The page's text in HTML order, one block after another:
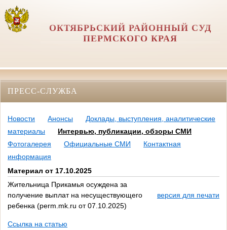
ОКТЯБРЬСКИЙ РАЙОННЫЙ СУД
ПЕРМСКОГО КРАЯ
ПРЕСС-СЛУЖБА
Новости Анонсы
Доклады, выступления, аналитические
материалы
Интервью, публикации, обзоры СМИ
Фотогалерея
Официальные СМИ
Контактная
информация
Материал от 17.10.2025
Жительница Прикамья осуждена за
получение выплат на несуществующего
ребенка (perm.mk.ru от 07.10.2025)
версия для печати
Ссылка на статью